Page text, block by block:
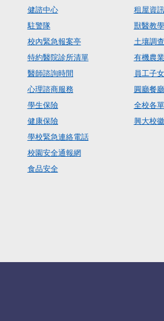
健諮中心
駐警隊
校內緊急報案亭
特約醫院診所清單
醫師諮詢時間
心理諮商服務
學生保險
健康保險
學校緊急連絡電話
校園安全通報網
食品安全
租屋資
獸醫教
土壤調
有機農
員工子
圓廳餐
全校各
興大校